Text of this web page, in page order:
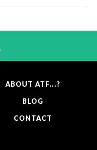
ABOUT ATF...?
BLOG
CONTACT